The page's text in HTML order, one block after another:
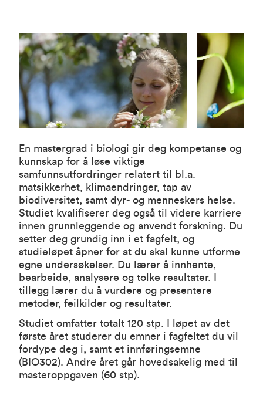
En mastergrad i biologi gir deg kompetanse og
kunnskap for å løse viktige
samfunnsutfordringer relatert til bl.a.
matsikkerhet, klimaendringer, tap av
biodiversitet, samt dyr- og menneskers helse.
Studiet kvalifiserer deg også til videre karriere
innen grunnleggende og anvendt forskning. Du
setter deg grundig inn i et fagfelt, og
studieløpet åpner for at du skal kunne utforme
egne undersøkelser. Du lærer å innhente,
bearbeide, analysere og tolke resultater. I
tillegg lærer du å vurdere og presentere
metoder, feilkilder og resultater.
Studiet omfatter totalt 120 stp. I løpet av det
første året studerer du emner i fagfeltet du vil
fordype deg i, samt et innføringsemne
(BIO302). Andre året går hovedsakelig med til
masteroppgaven (60 stp).